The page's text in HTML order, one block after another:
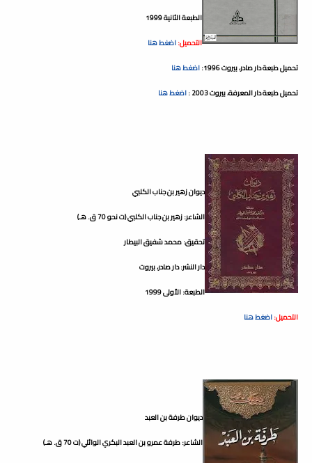
الطبعة الثانية 1999
التحميل:اضغط هنا
تحميل طبعة دار صادر، بيروت 1996:
اضغط هنا
تحميل طبعة دار المعرفة، بيروت 2003 :
اضغط هنا
ديوان زهير بن جناب الكلبي
الشاعر: زهير بن جناب الكلبي (ت نحو 70 ق. هـ)
تحقيق: محمد شفيق البيطار
دار النشر: دار صادر، بيروت
الطبعة: الأولى 1999
التحميل:اضغط هنا
ديوان طرفة بن العبد
الشاعر: طرفة عمرو بن العبد البكري الوائلي (ت 70 ق. هـ)